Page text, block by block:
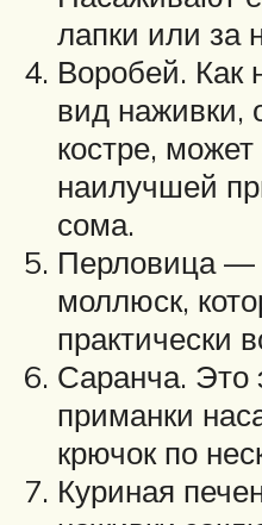
лапки или за
Воробей. Как
вид наживки,
костре, может
наилучшей
сома.
Перловица —
моллюск,
практически
Саранча. Это
приманки
крючок по
Куриная